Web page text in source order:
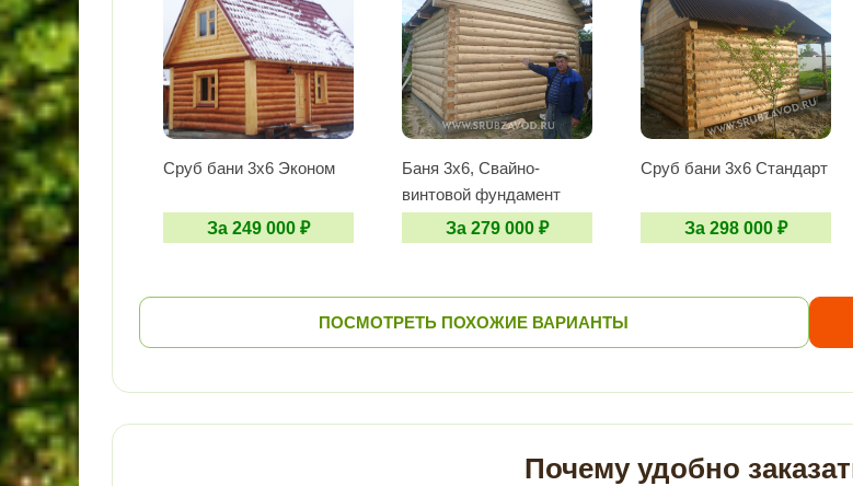
Сруб бани 3х6 Эконом
За 249 000 ₽
Баня 3х6, Свайно-
винтовой фундамент
За 279 000 ₽
Сруб бани 3х6 Стандарт
За 298 000 ₽
ПОСМОТРЕТЬ ПОХОЖИЕ ВАРИАНТЫ
Почему удобно